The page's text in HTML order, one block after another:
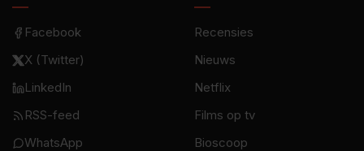
Facebook
X (Twitter)
LinkedIn
RSS-feed
WhatsApp
Recensies
Nieuws
Netflix
Films op tv
Bioscoop